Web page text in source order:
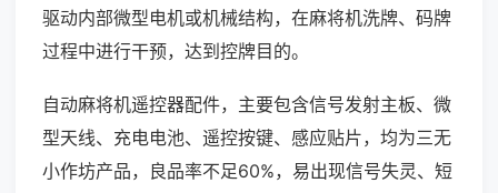
驱动内部微型电机或机械结构，在麻将机洗牌、码牌
过程中进行干预，达到控牌目的。
自动麻将机遥控器配件，主要包含信号发射主板、微
型天线、充电电池、遥控按键、感应贴片，均为三无
小作坊产品，良品率不足60%，易出现信号失灵、短